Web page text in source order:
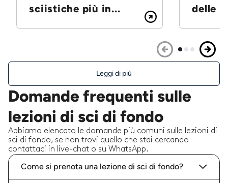
sciistiche più in...
delle
Leggi di più
Domande frequenti sulle
lezioni di sci di fondo
Abbiamo elencato le domande più comuni sulle lezioni di
sci di fondo, se non trovi quello che stai cercando
contattaci in live-chat o su WhatsApp.
Come si prenota una lezione di sci di fondo?